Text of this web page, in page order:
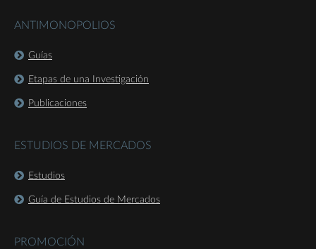
ANTIMONOPOLIOS
Guías
Etapas de una Investigación
Publicaciones
ESTUDIOS DE MERCADOS
Estudios
Guía de Estudios de Mercados
PROMOCIÓN